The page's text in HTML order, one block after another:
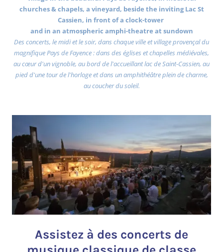
churches & chapels, a vineyard, beside the inviting Lac St
Cassien, in front of a clock-tower
and in an atmospheric amphi-theatre at sundown
Des concerts, le midi et le soir, dans chaque ville et village provençal du
magnifique Pays de Fayence : dans des églises et chapelles médiévales,
au cœur d'un vignoble, au bord de l'accueillant lac de Saint-Cassien, au
pied d'une tour de l'horloge et dans un amphithéâtre plein de charme,
au coucher du soleil.
Assistez à des concerts de